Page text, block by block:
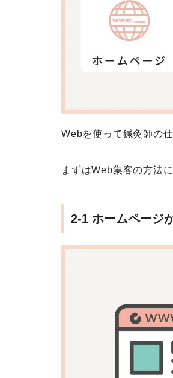
Webを使って鍼灸師の
まずはWeb集客の方法
2-1 ホームページ